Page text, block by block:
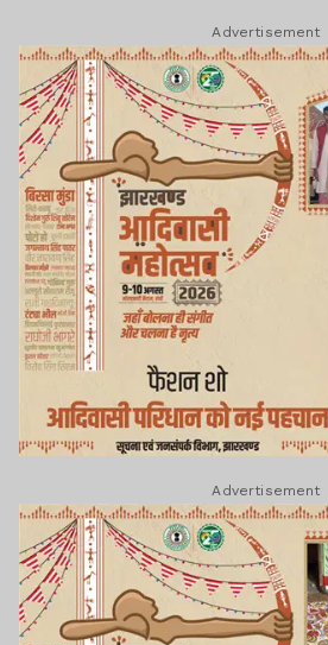
Advertisement
Advertisement